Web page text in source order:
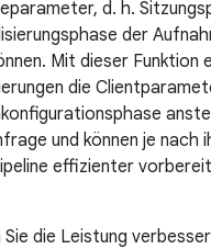
d. h.
der
Mit dieser Funktion
die
und können je nach
effizienter
die Leistung